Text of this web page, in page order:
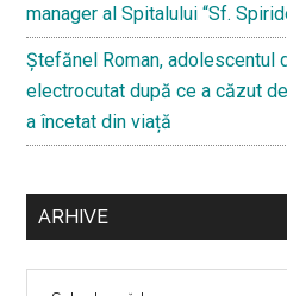
manager al Spitalului “Sf.
Ştefănel Roman, adolescentul
electrocutat după ce a căzut
a încetat din viață
ARHIVE